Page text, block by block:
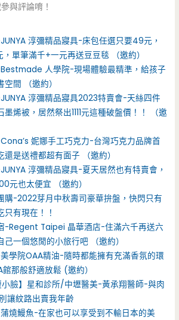
與評論唷！
淳彌精品寢具-床包任選只要49元，
單筆滿千+一元再送豆豆毯 （邀約）
人學院-現場體驗最精準，給孩子
間 （邀約）
淳彌精品寢具2023特賣會-天絲四件
烯被，居然祭出1111元這種破盤價！！ （邀
妮娜手工巧克力-台灣巧克力品牌首
還是送禮都超有面子 （邀約）
淳彌精品寢具-夏天居然也有特賣會，
元也太便宜 （邀約）
購-2022芽月中秋壽司豪華拚盤，快閃只有
只有現在！！
-Regent Taipei 晶華酒店-住滿六千再送六
己一個悠閒的小旅行吧 （邀約）
學院OAA精油-隨時都能擁有充滿香氛的環
那般舒適放鬆 (邀約）
小臉】星和診所/中壢醫美-黃承翔醫師-與肉
讓紋路出賣我年齡
燒鰻魚-在家也可以享受到不輸日本的美